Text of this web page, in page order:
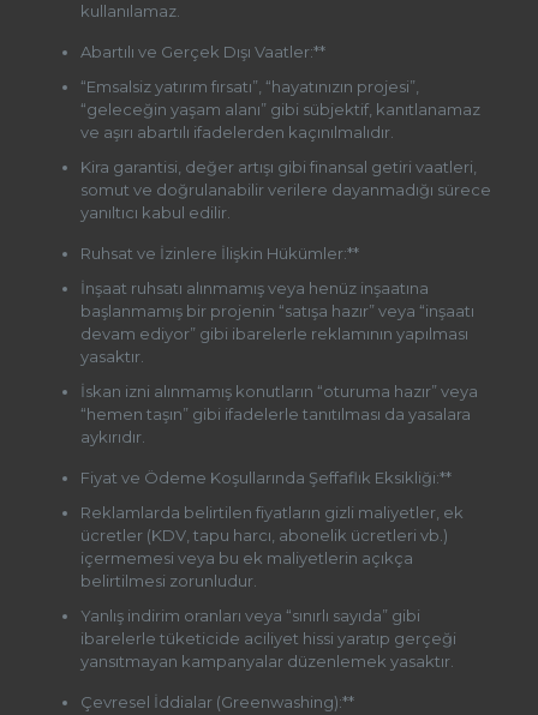
kullanılamaz.
Abartılı ve Gerçek Dışı Vaatler:**
“Emsalsiz yatırım fırsatı”, “hayatınızın projesi”,
“geleceğin yaşam alanı” gibi sübjektif, kanıtlanamaz
ve aşırı abartılı ifadelerden kaçınılmalıdır.
Kira garantisi, değer artışı gibi finansal getiri vaatleri,
somut ve doğrulanabilir verilere dayanmadığı sürece
yanıltıcı kabul edilir.
Ruhsat ve İzinlere İlişkin Hükümler:**
İnşaat ruhsatı alınmamış veya henüz inşaatına
başlanmamış bir projenin “satışa hazır” veya “inşaatı
devam ediyor” gibi ibarelerle reklamının yapılması
yasaktır.
İskan izni alınmamış konutların “oturuma hazır” veya
“hemen taşın” gibi ifadelerle tanıtılması da yasalara
aykırıdır.
Fiyat ve Ödeme Koşullarında Şeffaflık Eksikliği:**
Reklamlarda belirtilen fiyatların gizli maliyetler, ek
ücretler (KDV, tapu harcı, abonelik ücretleri vb.)
içermemesi veya bu ek maliyetlerin açıkça
belirtilmesi zorunludur.
Yanlış indirim oranları veya “sınırlı sayıda” gibi
ibarelerle tüketicide aciliyet hissi yaratıp gerçeği
yansıtmayan kampanyalar düzenlemek yasaktır.
Çevresel İddialar (Greenwashing):**